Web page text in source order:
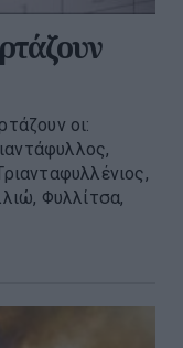
οι:
Φυλλίτσα,